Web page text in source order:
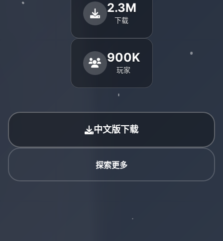
2.3M
下载
900K
玩家
中文版下载
探索更多